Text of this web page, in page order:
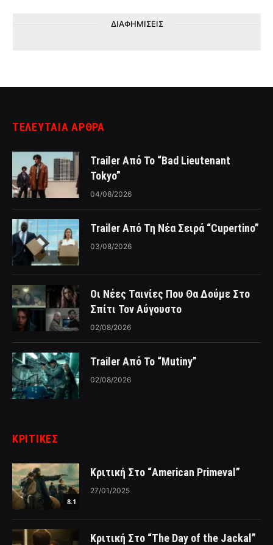
ΔΙΑΦΗΜΙΣΕΙΣ
ΤΕΛΕΥΤΑΙΑ ΑΡΘΡΑ
Trailer Από Το “Bad Lieutenant
Tokyo”
04/08/2026
Trailer Από Τη Νέα Σειρά “Cupertino”
03/08/2026
Οι Νέες Ταινίες Που Θα Δούμε Στο
Σπίτι Τον Αύγουστο
02/08/2026
Trailer Από Το “Mutiny”
02/08/2026
ΚΡΙΤΙΚΈΣ
8.1
Κριτική Στο “American Primeval”
27/01/2025
Κριτική Στο “The Day of the Jackal”